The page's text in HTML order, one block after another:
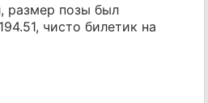
размер позы был
чисто билетик на